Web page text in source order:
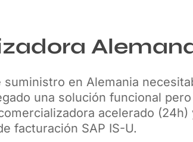
en Alemania
una solución funcional
acelerado (24h)
facturación SAP IS-U.